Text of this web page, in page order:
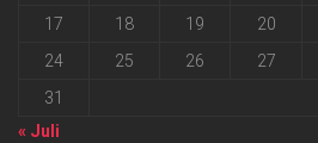
17
18 19 20
24
25 26 27
31
« Juli